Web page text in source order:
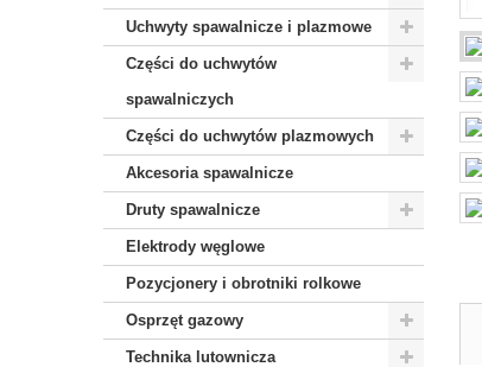
Uchwyty spawalnicze i plazmowe
Części do uchwytów
spawalniczych
Części do uchwytów plazmowych
Akcesoria spawalnicze
Druty spawalnicze
Elektrody węglowe
Pozycjonery i obrotniki rolkowe
Osprzęt gazowy
Technika lutownicza